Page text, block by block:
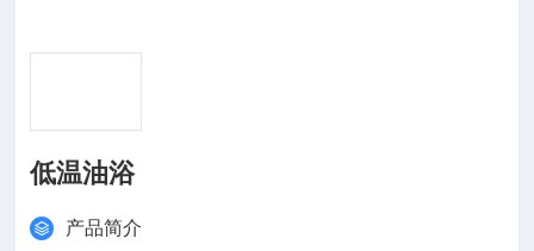
低温油浴
产品简介